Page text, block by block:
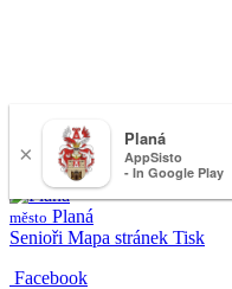
nemeckova@muplana.cz
město Planá
Senioři Mapa stránek Tisk
Facebook
×
Planá
AppSisto
- In Google Play